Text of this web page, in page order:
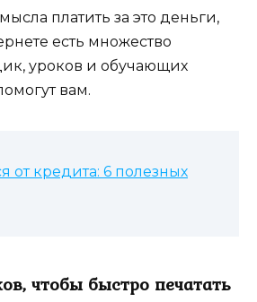
платить за это деньги,
есть множество
уроков и обучающих
вам.
от кредита: 6 полезных
чтобы быстро печатать